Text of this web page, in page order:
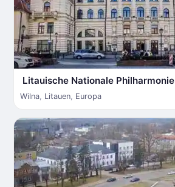
Litauische Nationale Philharmonie
Wilna, Litauen, Europa